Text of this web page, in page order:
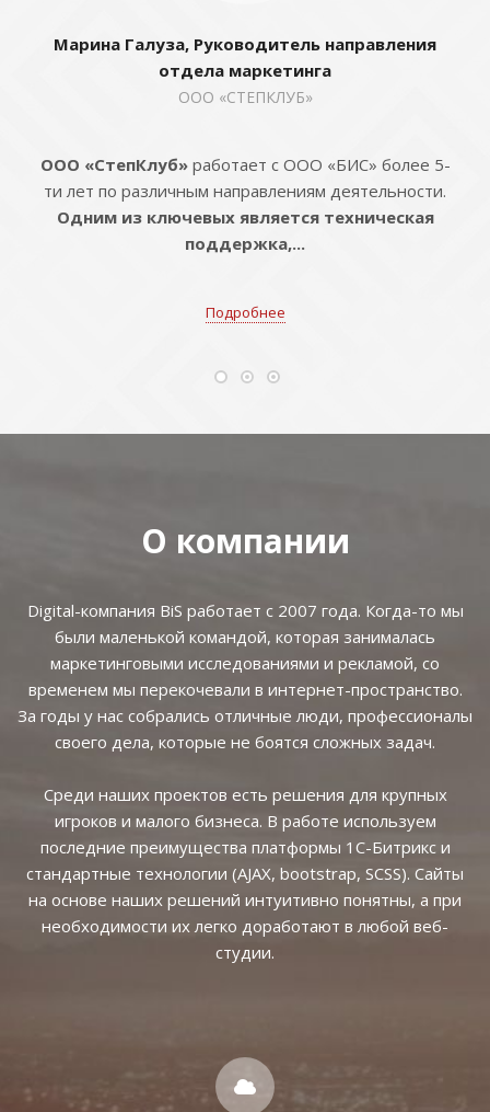
Марина Галуза, Руководитель направления
отдела маркетинга
ООО «СТЕПКЛУБ»
ООО «СтепКлуб»работает с ООО «БИС» более 5-
ти лет по различным направлениям деятельности.
Одним из ключевых является техническая
поддержка,...
Подробнее
О компании
Digital-компания BiS работает с 2007 года. Когда-то мы
были маленькой командой, которая занималась
маркетинговыми исследованиями и рекламой, со
временем мы перекочевали в интернет-пространство.
За годы у нас собрались отличные люди, профессионалы
своего дела, которые не боятся сложных задач.
Среди наших проектов есть решения для крупных
игроков и малого бизнеса. В работе используем
последние преимущества платформы 1С-Битрикс и
стандартные технологии (AJAX, bootstrap, SCSS). Сайты
на основе наших решений интуитивно понятны, а при
необходимости их легко доработают в любой веб-
студии.